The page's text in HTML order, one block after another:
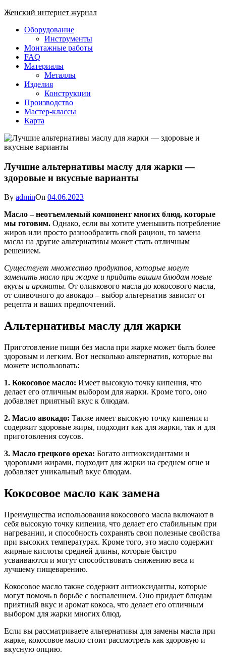
Skip
content
Женский интернет журнал
Close
Оборудование
Инструменты
Монтажные работы
FAQ
Материалы
Металлы
Изделия
Конструкции
Производство
Мастер-классы
Карта
Лучшие альтернативы маслу для жарки —
здоровые и вкусные варианты
By adminOn 04.06.2023
Масло – неотъемлемый компонент многих блюд, которые
мы готовим. Однако, если вы хотите уменьшить потребление
жиров или просто разнообразить свой рацион, то замена
масла на другие альтернативы может стать отличным
решением.
Существует множество продуктов, которые могут
заменить масло при жарке и придать вашим блюдам новые
вкусы и ароматы. От оливкового масла до кокосового масла,
от сливочного до авокадо – выбор альтернатив зависит от
рецепта и ваших предпочтений.
Альтернативы маслу для жарки
Приготовление пищи без масла при жарке может быть более
здоровым и легким. Вот несколько альтернатив, которые вы
можете использовать:
1. Кокосовое масло: Имеет высокую точку кипения, что
делает его отличным выбором для жарки. Кроме того, оно
добавляет приятный вкус к блюдам.
2. Масло авокадо: Также имеет высокую точку кипения и
содержит здоровые жиры, подходит как для жарки, так и для
приготовления соусов.
3. Масло грецкого ореха: Богато антиоксидантами и
здоровыми жирами, подходит для жарки на среднем огне и
добавляет уникальный вкус блюдам.
Кокосовое масло как замена
Преимущества использования кокосового масла включают в
себя высокую точку кипения, что делает его стабильным при
нагревании, и способность сохранять свои полезные свойства
при высоких температурах. Кроме того, это масло содержит
жирные кислоты средней длины, которые быстро
усваиваются и могут способствовать снижению веса и
лучшему пищеварению.
Кокосовое масло также содержит антиоксиданты, которые
могут помочь в борьбе с воспалением. Оно придает блюдам
приятный вкус и аромат кокоса, что делает его отличным
выбором для жарки многих блюд.
Если вы рассматриваете альтернативы для замены масла при
жарке, кокосовое масло стоит рассмотреть как здоровую и
вкусную опцию.